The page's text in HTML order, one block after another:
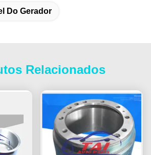
Do Gerador
Relacionados